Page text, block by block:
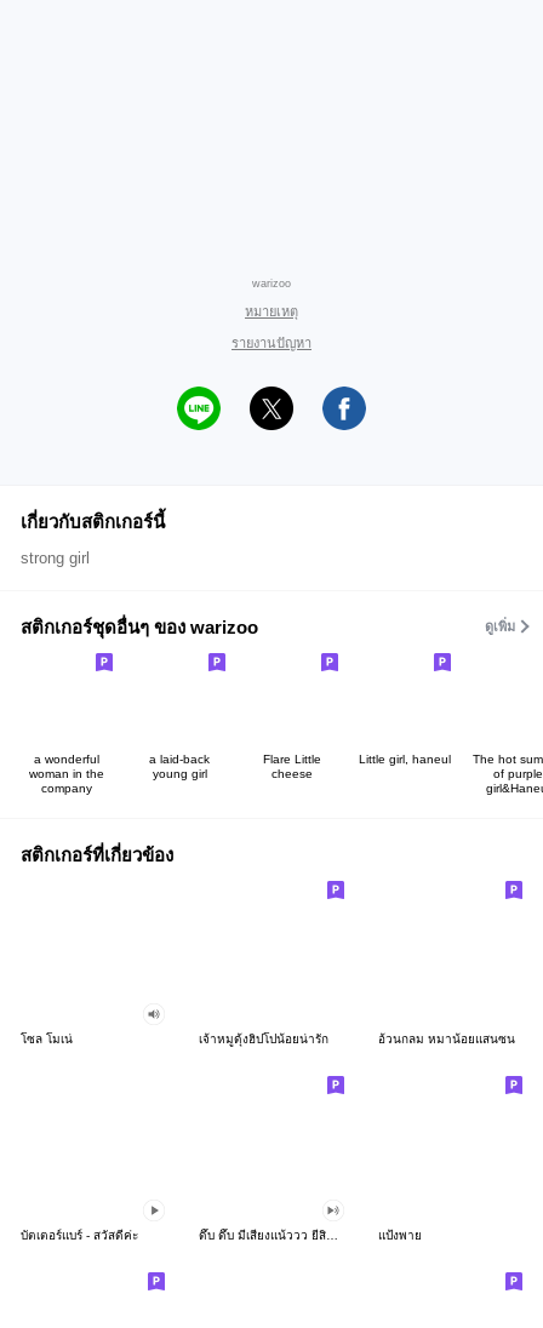
warizoo
หมายเหตุ
รายงานปัญหา
เกี่ยวกับสติกเกอร์นี้
strong girl
สติกเกอร์ชุดอื่นๆ ของ warizoo ดูเพิ่ม
a wonderful
woman in the
company
a laid-back
young girl
Flare Little
cheese
Little girl, haneul
The hot
of purple
สติกเกอร์ที่เกี่ยวข้อง
โซล โมเน่ เจ้าหมูดุ้งฮิปโปน้อยน่ารัก อ้วนกลม หมาน้อยแสนซน
บัตเตอร์แบร์ - สวัสดีค่ะ แป้งพาย